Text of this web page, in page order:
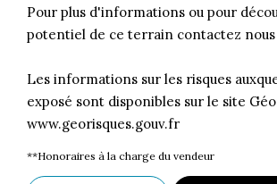
Pour plus d'informations ou pour
potentiel de ce terrain contactez nous
Les informations sur les risques
exposé sont disponibles sur le site
www.georisques.gouv.fr
**Honoraires à la charge du vendeur